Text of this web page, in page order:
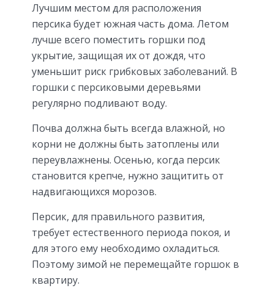
Лучшим местом для расположения
персика будет южная часть дома. Летом
лучше всего поместить горшки под
укрытие, защищая их от дождя, что
уменьшит риск грибковых заболеваний. В
горшки с персиковыми деревьями
регулярно подливают воду.
Почва должна быть всегда влажной, но
корни не должны быть затоплены или
переувлажнены. Осенью, когда персик
становится крепче, нужно защитить от
надвигающихся морозов.
Персик, для правильного развития,
требует естественного периода покоя, и
для этого ему необходимо охладиться.
Поэтому зимой не перемещайте горшок в
квартиру.